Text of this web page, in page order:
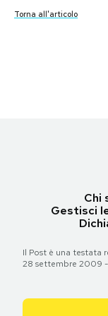
Notifiche
Torna all'articolo
Torna all'articolo
Torna all'articolo
Torna all'articolo
Torna all'articolo
Chi
Gestisci
Il Post è una testata
28 settembre 2009 -